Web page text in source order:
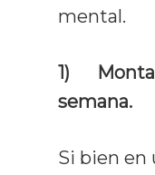
mental.
1)
semana.
Si bien en